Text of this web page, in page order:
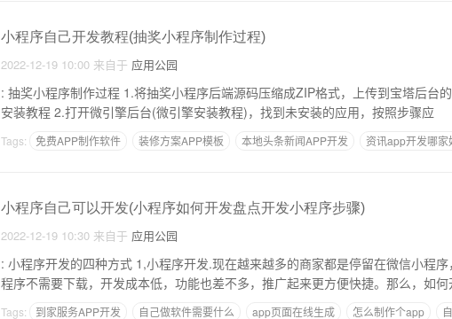
小程序自己开发教程(抽奖小程序制作过程)
2022-12-19 10:00 来自于 应用公园
: 抽奖小程序制作过程 1.将抽奖小程序后端源码压缩成ZIP格式，上传到宝塔后台的addons文件，解压。BT宝塔
安装教程 2.打开微引擎后台(微引擎安装教程)，找到未安装的应用，按照步骤应
Tags: 免费APP制作软件 装修方案APP模板 本地头条新闻APP开发 资讯app开发哪家
小程序自己可以开发(小程序如何开发盘点开发小程序步骤)
2022-12-19 10:30 来自于 应用公园
: 小程序开发的四种方式 1,小程序开发.现在越来越多的商家都是停留在微信小程序，开发制作自制微信： 003小
程序不需要下载，开发成本低，功能也差不多，推广起来更方便快捷。那么，如
Tags: 到家服务APP开发 自己做软件需要什么 app页面在线生成 怎么制作个app